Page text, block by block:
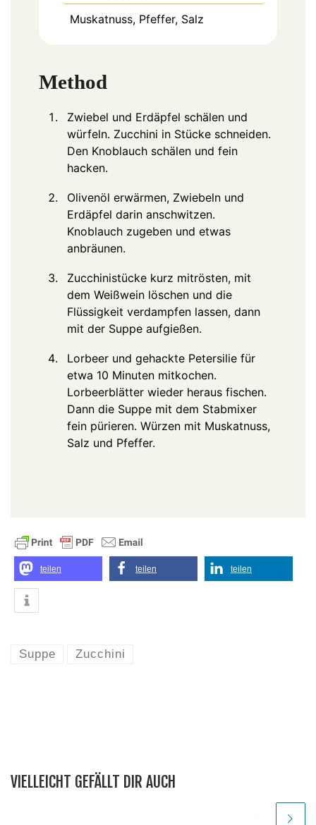
Muskatnuss, Pfeffer, Salz
Method
Zwiebel und Erdäpfel schälen und
würfeln. Zucchini in Stücke schneiden.
Den Knoblauch schälen und fein
hacken.
Olivenöl erwärmen, Zwiebeln und
Erdäpfel darin anschwitzen.
Knoblauch zugeben und etwas
anbräunen.
Zucchinistücke kurz mitrösten, mit
dem Weißwein löschen und die
Flüssigkeit verdampfen lassen, dann
mit der Suppe aufgießen.
Lorbeer und gehackte Petersilie für
etwa 10 Minuten mitkochen.
Lorbeerblätter wieder heraus fischen.
Dann die Suppe mit dem Stabmixer
fein pürieren. Würzen mit Muskatnuss,
Salz und Pfeffer.
teilen teilen teilen
Suppe Zucchini
VIELLEICHT GEFÄLLT DIR AUCH